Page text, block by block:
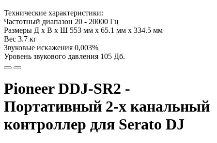
Технические характеристики:
Частотный диапазон 20 - 20000 Гц
Размеры Д х В х Ш 553 мм x 65.1 мм x 334.5 мм
Вес 3.7 кг
Звуковые искажения 0,003%
Уровень звукового давления 105 Дб.
Pioneer DDJ-SR2 -
Портативный 2-х канальный
контроллер для Serato DJ